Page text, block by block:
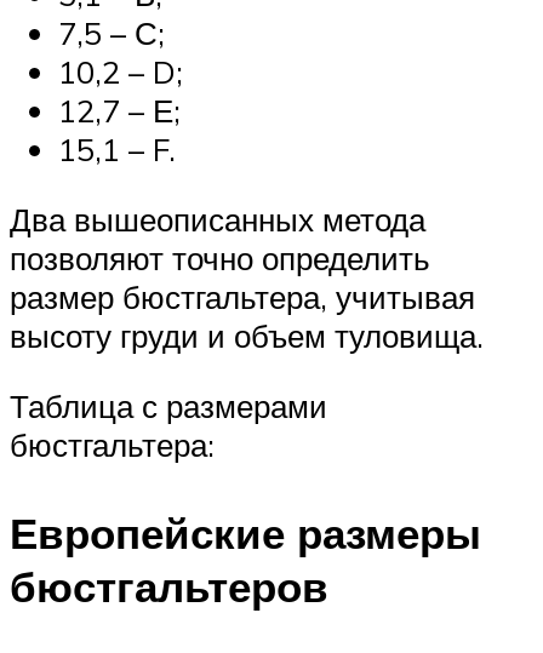
7,5 – С;
10,2 – D;
12,7 – Е;
15,1 – F.
Два вышеописанных метода
позволяют точно определить
размер бюстгальтера, учитывая
высоту груди и объем туловища.
Таблица с размерами
бюстгальтера:
Европейские размеры
бюстгальтеров